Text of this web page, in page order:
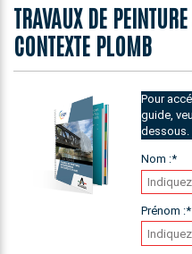
TRAVAUX DE
CONTEXTE PLOMB
Pour
guide,
dessous.
Nom :*
Prénom :*